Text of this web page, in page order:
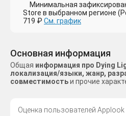
Минимальная
Store в выбранном регионе
719 ₽ См. график
Основная информация
Общая информация про Dying
локализация/языки, жанр,
совместимостьи прочие
Оценка пользователей Applook